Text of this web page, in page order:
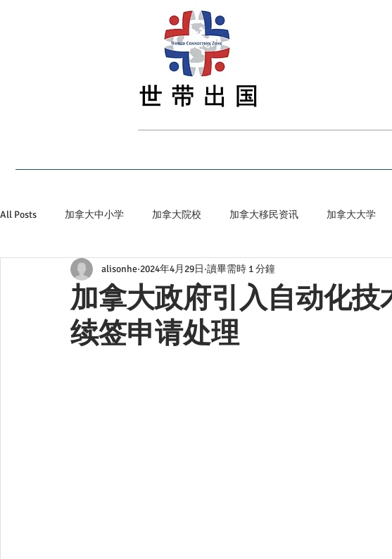
All Posts 加拿大中小学 加拿大院校 加拿大移民资讯 加拿大大学
加拿大省提名 加拿大顶级私立院校 世带加拿大生活小百科
加拿大政府引入自动化技
续签申请处理
alisonhe 2024年4月29日 讀畢需時 1 分鐘